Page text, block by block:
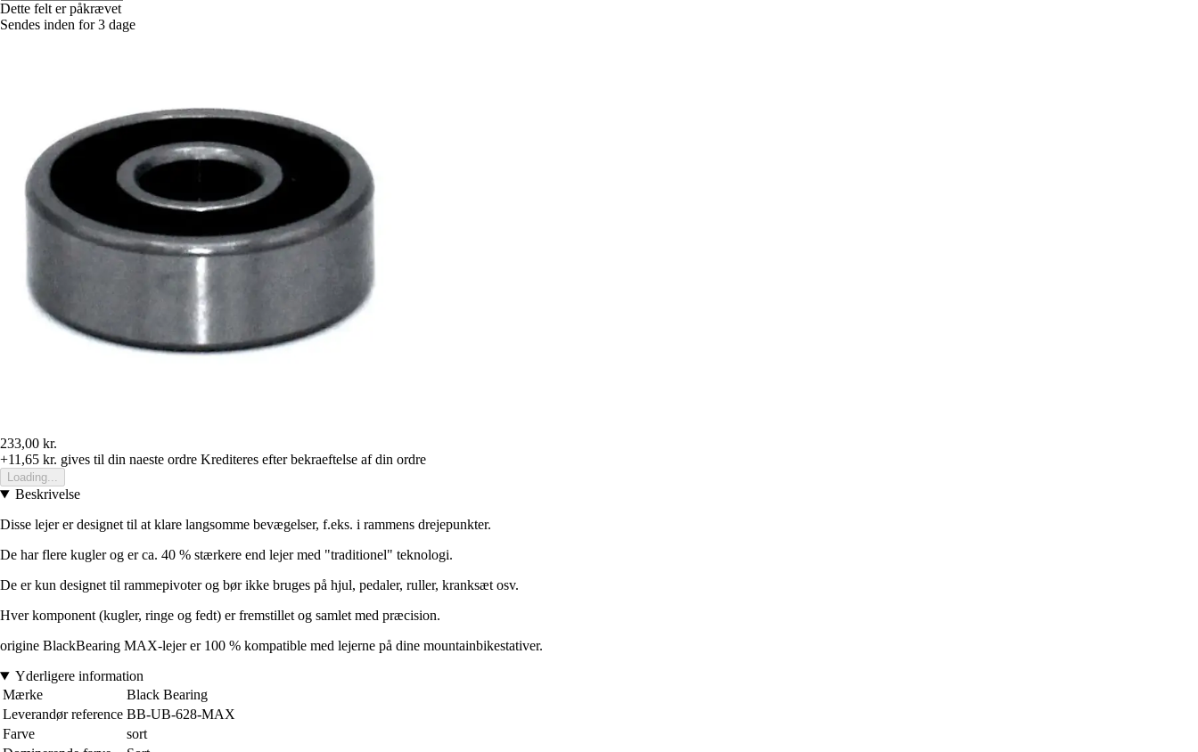
Dette felt er påkrævet
Sendes inden for 3 dage
233,00 kr.
+11,65 kr. gives til din naeste ordre Krediteres efter bekraeftelse af din ordre
Loading...
Beskrivelse
Disse lejer er designet til at klare langsomme bevægelser, f.eks. i rammens drejepunkter.
De har flere kugler og er ca. 40 % stærkere end lejer med "traditionel" teknologi.
De er kun designet til rammepivoter og bør ikke bruges på hjul, pedaler, ruller, kranksæt osv.
Hver komponent (kugler, ringe og fedt) er fremstillet og samlet med præcision.
origine BlackBearing MAX-lejer er 100 % kompatible med lejerne på dine mountainbikestativer.
Yderligere information
Mærke
Black Bearing
Leverandør reference BB-UB-628-MAX
Farve
sort